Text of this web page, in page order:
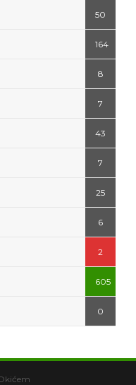
50
164
8
7
43
7
25
6
2
605
0